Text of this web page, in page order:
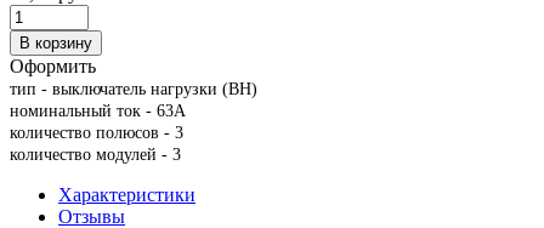
В корзину
Оформить
тип - выключатель нагрузки (ВН)
номинальный ток - 63А
количество полюсов - 3
количество модулей - 3
Характеристики
Отзывы